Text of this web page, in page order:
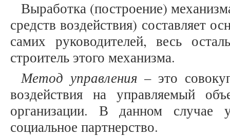
Выработка (построение)
средств воздействия) составляет
самих руководителей, весь
строитель этого механизма.
Метод управления – это
воздействия на управляемый
организации. В данном случае
социальное партнерство.